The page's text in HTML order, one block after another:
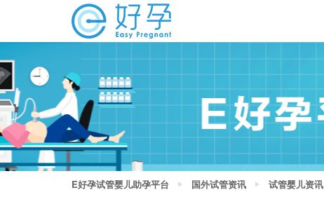
E好孕试管婴儿助孕平台 国外试管资讯 试管婴儿资讯